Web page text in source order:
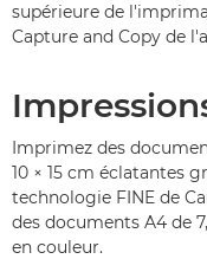
supérieure de
Capture and Copy de
Imprimez des
10 × 15 cm éclatantes
technologie FINE de
des documents A4 de
en couleur.